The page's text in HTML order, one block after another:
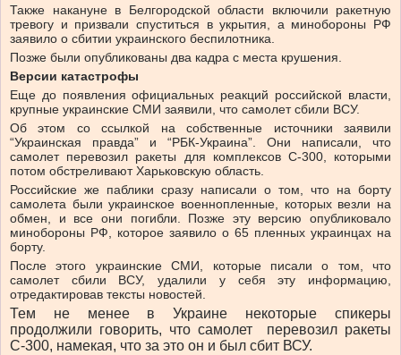
Также накануне в Белгородской области включили ракетную
тревогу и призвали спуститься в укрытия, а минобороны РФ
заявило о сбитии украинского беспилотника.
Позже были опубликованы два кадра с места крушения.
Версии катастрофы
Еще до появления официальных реакций российской власти,
крупные украинские СМИ заявили, что самолет сбили ВСУ.
Об этом со ссылкой на собственные источники заявили
“Украинская правда” и “РБК-Украина”. Они написали, что
самолет перевозил ракеты для комплексов С-300, которыми
потом обстреливают Харьковскую область.
Российские же паблики сразу написали о том, что на борту
самолета были украинское военнопленные, которых везли на
обмен, и все они погибли. Позже эту версию опубликовало
минобороны РФ, которое заявило о 65 пленных украинцах на
борту.
После этого украинские СМИ, которые писали о том, что
самолет сбили ВСУ, удалили у себя эту информацию,
отредактировав тексты новостей.
Тем не менее в Украине некоторые спикеры
продолжили говорить, что самолет перевозил ракеты
С-300, намекая, что за это он и был сбит ВСУ.